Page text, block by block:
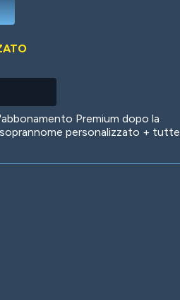
Premium dopo la
personalizzato + tutte